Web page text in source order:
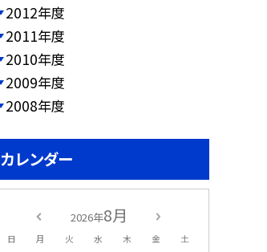
2012年度
2011年度
2010年度
2009年度
2008年度
カレンダー
2026年8月
日 月 火 水 木 金 土